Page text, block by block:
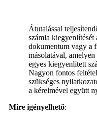
Átutalással
számla
dokumentum vagy a
másolatával,
egyes kiegyenlített
Nagyon fontos
szükséges
a kérelmével együtt
Mire igényelhető: